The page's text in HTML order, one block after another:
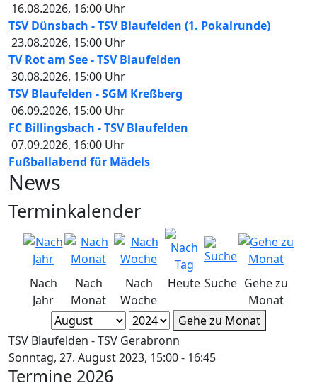
16.08.2026, 16:00 Uhr
TSV Dünsbach - TSV Blaufelden (1. Pokalrunde)
23.08.2026, 15:00 Uhr
TV Rot am See - TSV Blaufelden
30.08.2026, 15:00 Uhr
TSV Blaufelden - SGM Kreßberg
06.09.2026, 15:00 Uhr
FC Billingsbach - TSV Blaufelden
07.09.2026, 16:00 Uhr
Fußballabend für Mädels
News
Terminkalender
Nach
Jahr
Nach
Monat
Nach
Woche
Heute Suche Gehe zu
Monat
Gehe zu Monat
TSV Blaufelden - TSV Gerabronn
Sonntag, 27. August 2023, 15:00 - 16:45
Termine 2026